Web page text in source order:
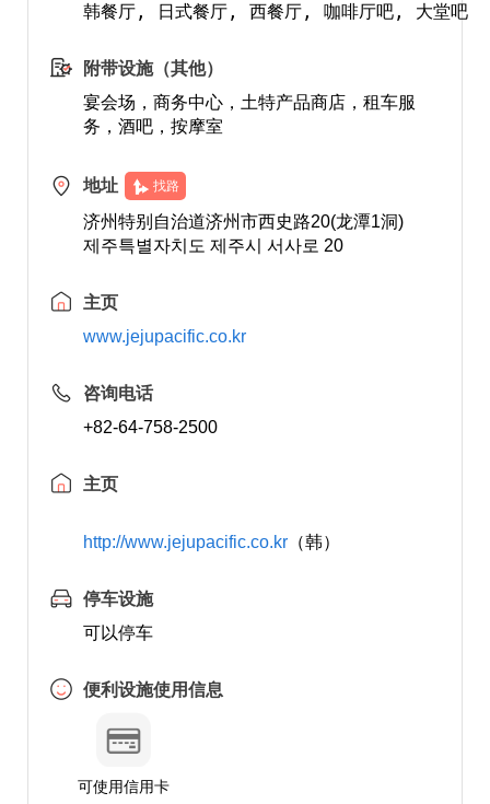
韩餐厅, 日式餐厅, 西餐厅, 咖啡厅吧, 大堂吧
附带设施（其他）
宴会场，商务中心，土特产品商店，租车服
务，酒吧，按摩室
地址 找路
济州特别自治道济州市西史路20(龙潭1洞)
제주특별자치도 제주시 서사로 20
主页
www.jejupacific.co.kr
咨询电话
+82-64-758-2500
主页
http://www.jejupacific.co.kr（韩）
停车设施
可以停车
便利设施使用信息
可使用信用卡